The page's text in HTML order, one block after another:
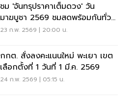
ชม 'จันทรุปราคาเต็มดวง' วัน
มาฆบูชา 2569 ชมสดพร้อมกันทั่ว
ไทย 3 มี.ค.นี้
23 ก.พ. 2569 | 20:00 น.
กกต. สั่งลงคะแนนใหม่ พะเยา เขต
เลือกตั้งที่ 1 วันที่ 1 มี.ค. 2569
24 ก.พ. 2569 | 05:15 น.